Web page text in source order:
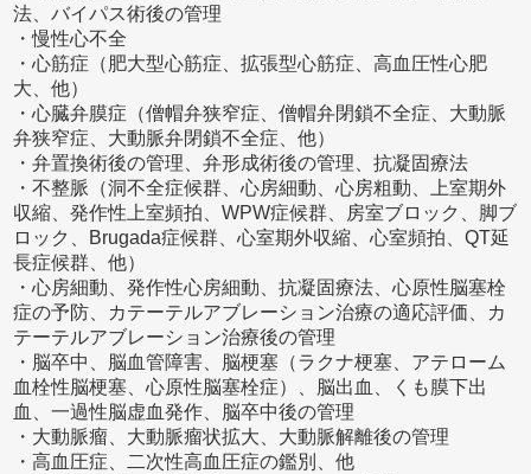
法、バイパス術後の管理
・慢性心不全
・心筋症（肥大型心筋症、拡張型心筋症、高血圧性心肥
大、他）
・心臓弁膜症（僧帽弁狭窄症、僧帽弁閉鎖不全症、大動脈
弁狭窄症、大動脈弁閉鎖不全症、他）
・弁置換術後の管理、弁形成術後の管理、抗凝固療法
・不整脈（洞不全症候群、心房細動、心房粗動、上室期外
収縮、発作性上室頻拍、WPW症候群、房室ブロック、脚ブ
ロック、Brugada症候群、心室期外収縮、心室頻拍、QT延
長症候群、他）
・心房細動、発作性心房細動、抗凝固療法、心原性脳塞栓
症の予防、カテーテルアブレーション治療の適応評価、カ
テーテルアブレーション治療後の管理
・脳卒中、脳血管障害、脳梗塞（ラクナ梗塞、アテローム
血栓性脳梗塞、心原性脳塞栓症）、脳出血、くも膜下出
血、一過性脳虚血発作、脳卒中後の管理
・大動脈瘤、大動脈瘤状拡大、大動脈解離後の管理
・高血圧症、二次性高血圧症の鑑別、他